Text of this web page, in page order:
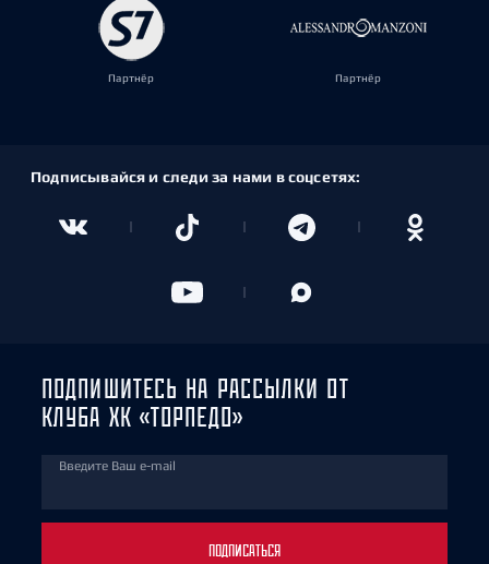
Партнёр Партнёр
Подписывайся и следи за нами в соцсетях:
ПОДПИШИТЕСЬ НА РАССЫЛКИ ОТ
КЛУБА ХК «ТОРПЕДО»
Введите Ваш e-mail
ПОДПИСАТЬСЯ